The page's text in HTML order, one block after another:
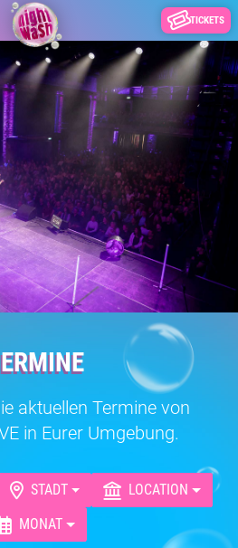
TICKETS
aktuellen Termine von
in Eurer Umgebung.
STADT
LOCATION
MONAT